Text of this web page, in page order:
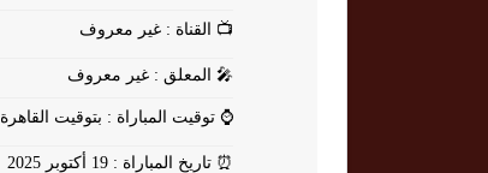
📺 القناة : غير معروف
🎤 المعلق : غير معروف
⌚ توقيت المباراة : بتوقيت القاهرة
⏰ تاريخ المباراة : 19 أكتوبر 2025